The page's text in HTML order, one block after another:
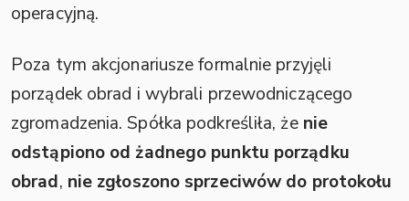
operacyjną.
Poza tym akcjonariusze formalnie przyjęli
porządek obrad i wybrali przewodniczącego
zgromadzenia. Spółka podkreśliła, że nie
odstąpiono od żadnego punktu porządku
obrad, nie zgłoszono sprzeciwów do protokołu